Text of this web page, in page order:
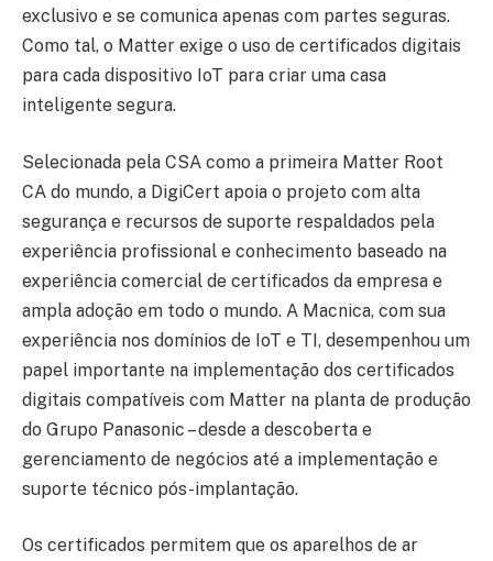
exclusivo e se comunica apenas com partes seguras.
Como tal, o Matter exige o uso de certificados digitais
para cada dispositivo IoT para criar uma casa
inteligente segura.
Selecionada pela CSA como a primeira Matter Root
CA do mundo, a DigiCert apoia o projeto com alta
segurança e recursos de suporte respaldados pela
experiência profissional e conhecimento baseado na
experiência comercial de certificados da empresa e
ampla adoção em todo o mundo. A Macnica, com sua
experiência nos domínios de IoT e TI, desempenhou um
papel importante na implementação dos certificados
digitais compatíveis com Matter na planta de produção
do Grupo Panasonic – desde a descoberta e
gerenciamento de negócios até a implementação e
suporte técnico pós-implantação.
Os certificados permitem que os aparelhos de ar